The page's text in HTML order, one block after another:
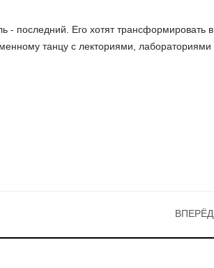
- последний. Его хотят трансформировать в
танцу с лекториями, лабораториями
ВПЕРЁД